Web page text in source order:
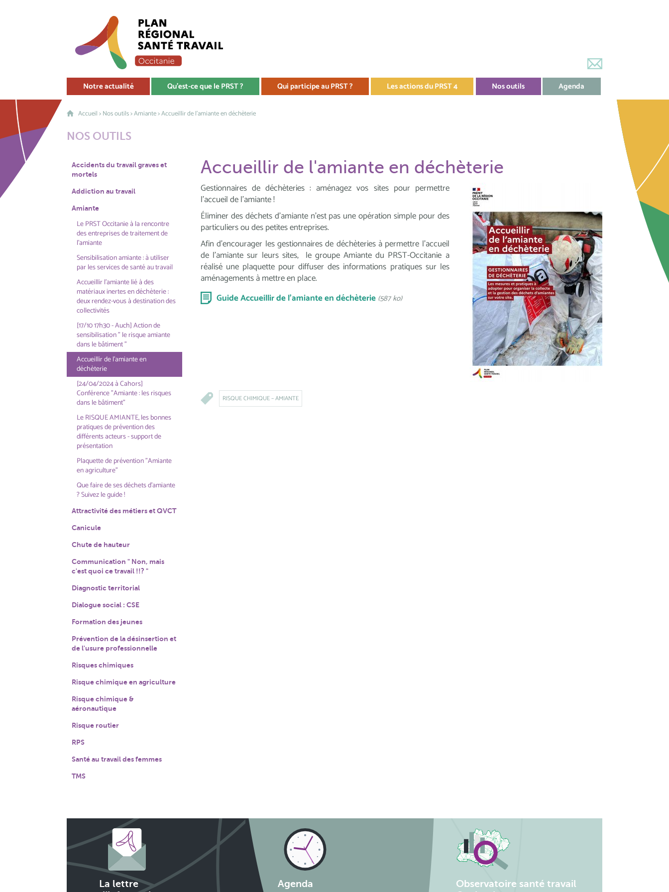
Notre actualité Qu'est-ce que le PRST ? Qui participe au PRST ? Les actions du PRST 4 Nos outils Agenda
Accueil>Nos outils>Amiante> Accueillir de l'amiante en déchèterie
NOS OUTILS
Accidents du travail graves et
mortels
Addiction au travail
Amiante
Le PRST Occitanie à la rencontre
des entreprises de traitement de
l'amiante
Sensibilisation amiante : à utiliser
par les services de santé au travail
Accueillir l'amiante lié à des
matériaux inertes en déchèterie :
deux rendez-vous à destination des
collectivités
[17/10 17h30 - Auch] Action de
sensibilisation " le risque amiante
dans le bâtiment "
Accueillir de l'amiante en
déchèterie
[24/04/2024 à Cahors]
Conférence "Amiante : les risques
dans le bâtiment"
Le RISQUE AMIANTE, les bonnes
pratiques de prévention des
différents acteurs - support de
présentation
Plaquette de prévention "Amiante
en agriculture"
Que faire de ses déchets d'amiante
? Suivez le guide !
Attractivité des métiers et QVCT
Canicule
Chute de hauteur
Communication " Non, mais
c'est quoi ce travail !!? "
Diagnostic territorial
Dialogue social : CSE
Formation des jeunes
Prévention de la désinsertion et
de l'usure professionnelle
Risques chimiques
Risque chimique en agriculture
Risque chimique &
aéronautique
Risque routier
RPS
Santé au travail des femmes
TMS
Accueillir de l'amiante en déchèterie
Gestionnaires de déchèteries : aménagez vos sites pour permettre
l’accueil de l’amiante !
Éliminer des déchets d’amiante n’est pas une opération simple pour des
particuliers ou des petites entreprises.
Afin d’encourager les gestionnaires de déchèteries à permettre l’accueil
de l’amiante sur leurs sites, le groupe Amiante du PRST-Occitanie a
réalisé une plaquette pour diffuser des informations pratiques sur les
aménagements à mettre en place.
Guide Accueillir de l’amiante en déchèterie (587 ko)
RISQUE CHIMIQUE – AMIANTE
La lettre
Agenda
Observatoire santé travail